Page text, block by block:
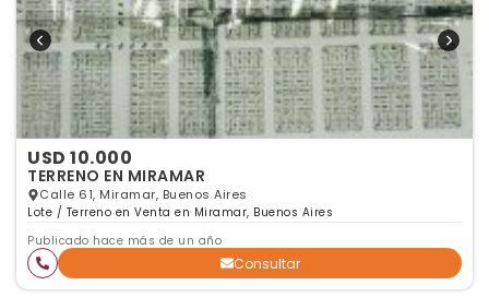
USD 10.000
TERRENO EN MIRAMAR
Calle 61, Miramar, Buenos Aires
Lote / Terreno en Venta en Miramar, Buenos Aires
Publicado hace más de un año
Consultar